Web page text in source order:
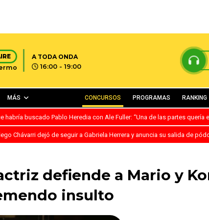
A TODA ONDA
16:00 - 19:00
MÁS CONCURSOS PROGRAMAS RANKING
habría buscado Pablo Heredia con Ale Fuller: “Una de las partes quería
Chávarri dejó de seguir a Gabriela Herrera y anuncia su salida de
defiende a Mario y
insulto